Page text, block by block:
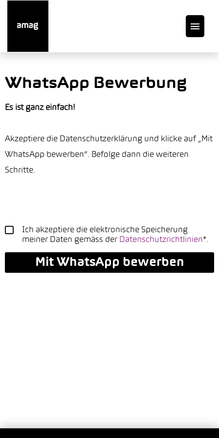
Offene Stellen
Service
WhatsApp Bewerbung
Es ist ganz einfach!
Akzeptiere die Datenschutzerklärung und klicke auf „Mit
WhatsApp bewerben“. Befolge dann die weiteren
Schritte.
Ich akzeptiere die elektronische Speicherung
meiner Daten gemäss der Datenschutzrichtlinien*.
Mit WhatsApp bewerben